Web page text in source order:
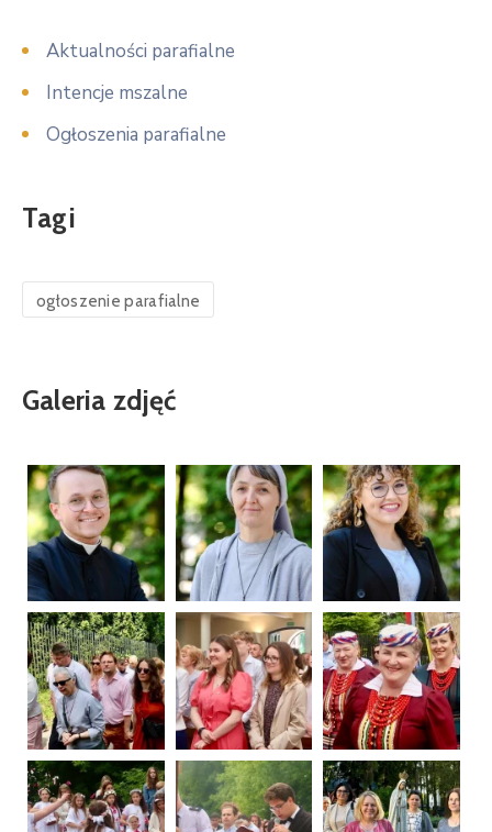
Aktualności parafialne
Intencje mszalne
Ogłoszenia parafialne
Tagi
ogłoszenie parafialne
Galeria zdjęć